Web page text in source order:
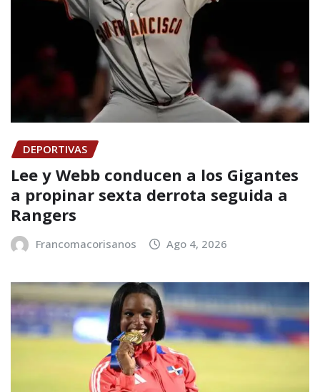
DEPORTIVAS
Lee y Webb conducen a los Gigantes
a propinar sexta derrota seguida a
Rangers
Francomacorisanos Ago 4, 2026